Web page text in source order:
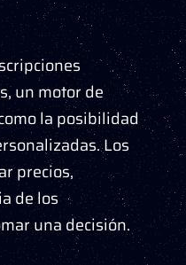
un motor de
la posibilidad
Los
precios,
de los
una decisión.